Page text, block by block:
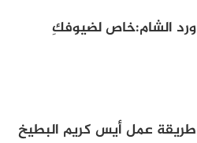
ورد الشام:خاص لضيوفكِ
طريقة عمل أيس كريم البطيخ